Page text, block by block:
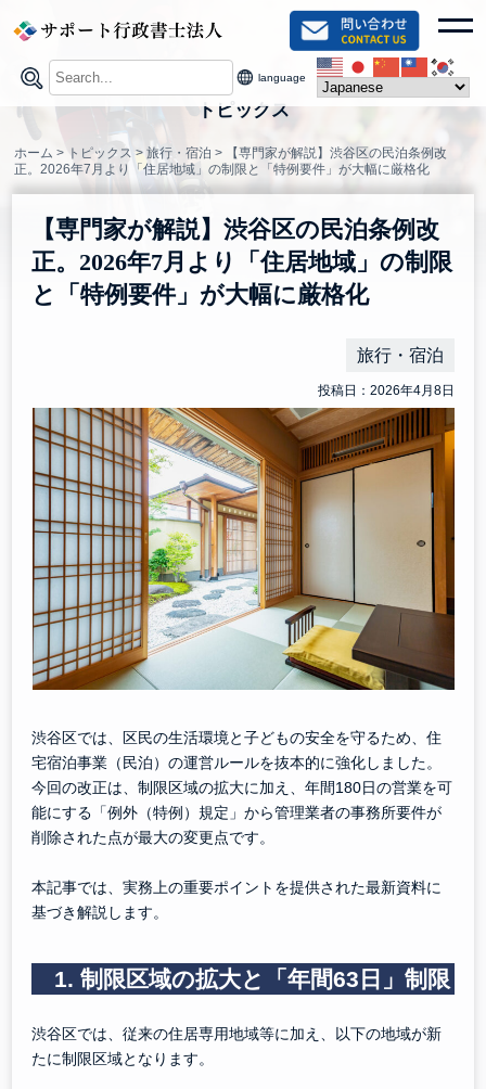
content
language
トピックス
ホーム > トピックス >旅行・宿泊 >
【専門家が解説】渋谷区の民泊条例改
正。2026年7月より「住居地域」の制限と「特例要件」が大幅に厳格化
【専門家が解説】渋谷区の民泊条例改
正。2026年7月より「住居地域」の制限
と「特例要件」が大幅に厳格化
投稿日：2026年4月8日
旅行・宿泊
渋谷区では、区民の生活環境と子どもの安全を守るため、住
宅宿泊事業（民泊）の運営ルールを抜本的に強化しました。
今回の改正は、制限区域の拡大に加え、年間180日の営業を可
能にする「例外（特例）規定」から管理業者の事務所要件が
削除された点が最大の変更点です。
本記事では、実務上の重要ポイントを提供された最新資料に
基づき解説します。
1. 制限区域の拡大と「年間63日」制限
渋谷区では、従来の住居専用地域等に加え、以下の地域が新
たに制限区域となります。